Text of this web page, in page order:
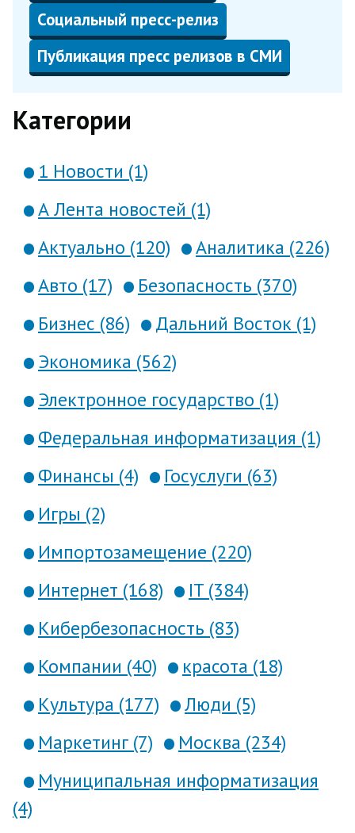
Социальный пресс-релиз
Публикация пресс релизов в СМИ
Категории
1 Новости (1)
А Лента новостей (1)
Актуально (120)
Аналитика (226)
Авто (17)
Безопасность (370)
Бизнес (86)
Дальний Восток (1)
Экономика (562)
Электронное государство (1)
Федеральная информатизация (1)
Финансы (4)
Госуслуги (63)
Игры (2)
Импортозамещение (220)
Интернет (168)
IT (384)
Кибербезопасность (83)
Компании (40)
красота (18)
Культура (177)
Люди (5)
Маркетинг (7)
Москва (234)
Муниципальная информатизация
(4)